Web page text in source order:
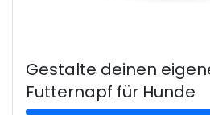
Gestalte deinen
Futternapf für Hunde